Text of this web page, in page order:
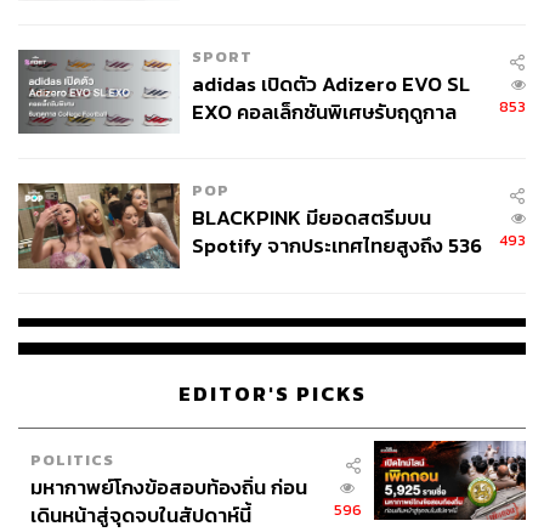
TAGS: Park Hae Soo Squid Game
Lee Hee-joon
Chimera
k-pop ซีรีส์
633
เจิมสิริ เหลืองศุภภรณ์
นักสังเกตการณ์วงการบันเทิงไทยและต่าง
ประเทศ เชื่อว่าคัลเจอร์คือสิ่งที่หล่อหลอมให้
คนในยุคสมัยหนึ่งเติบโตขึ้นมา และมีส่วนใน
SPORT
adidas เปิดตัว Adizero EVO SL
EXO คอลเล็กชันพิเศษรับฤดูกาล
853
POP
BLACKPINK มียอดสตรีมบน
Spotify จากประเทศไทยสูงถึง 536
493
EDITOR'S PICKS
POLITICS
มหากาพย์โกงข้อสอบท้องถิ่น ก่อน
เดินหน้าสู่จุดจบในสัปดาห์นี้
596